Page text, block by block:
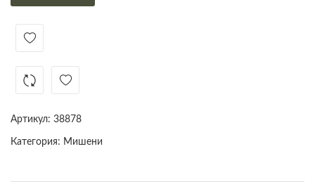
Артикул: 38878
Категория: Мишени